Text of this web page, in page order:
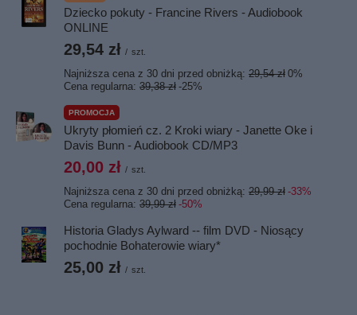
Dziecko pokuty - Francine Rivers - Audiobook
ONLINE
29,54 zł / szt.
Najniższa cena z 30 dni przed obniżką: 29,54 zł 0%
Cena regularna: 39,38 zł -25%
PROMOCJA
Ukryty płomień cz. 2 Kroki wiary - Janette Oke i
Davis Bunn - Audiobook CD/MP3
20,00 zł / szt.
Najniższa cena z 30 dni przed obniżką: 29,99 zł -33%
Cena regularna: 39,99 zł -50%
Historia Gladys Aylward -- film DVD - Niosący
pochodnie Bohaterowie wiary*
25,00 zł / szt.